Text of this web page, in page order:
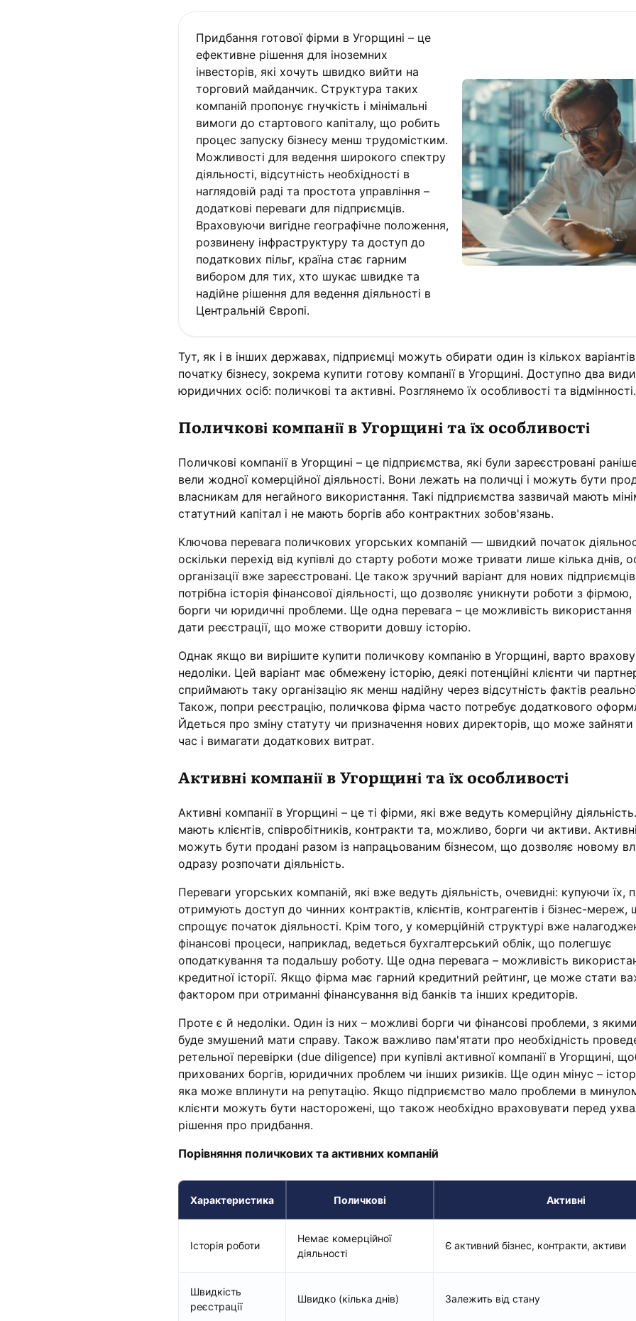
Придбання готової фірми в Угорщині – це
ефективне рішення для іноземних
інвесторів, які хочуть швидко вийти на
торговий майданчик. Структура таких
компаній пропонує гнучкість і мінімальні
вимоги до стартового капіталу, що робить
процес запуску бізнесу менш трудомістким.
Можливості для ведення широкого спектру
діяльності, відсутність необхідності в
наглядовій раді та простота управління –
додаткові переваги для підприємців.
Враховуючи вигідне географічне положення,
розвинену інфраструктуру та доступ до
податкових пільг, країна стає гарним
вибором для тих, хто шукає швидке та
надійне рішення для ведення діяльності в
Центральній Європі.
Тут, як і в інших державах, підприємці можуть обирати один із кількох
початку бізнесу, зокрема купити готову компанії в Угорщині. Доступно два
юридичних осіб: поличкові та активні. Розглянемо їх особливості та відмінності.
Поличкові компанії в Угорщині та їх особливості
Поличкові компанії в Угорщині – це підприємства, які були зареєстровані
вели жодної комерційної діяльності. Вони лежать на поличці і можуть бути
власникам для негайного використання. Такі підприємства зазвичай мають
статутний капітал і не мають боргів або контрактних зобов'язань.
Ключова перевага поличкових угорських компаній — швидкий початок
оскільки перехід від купівлі до старту роботи може тривати лише кілька днів,
організації вже зареєстровані. Це також зручний варіант для нових
потрібна історія фінансової діяльності, що дозволяє уникнути роботи з
борги чи юридичні проблеми. Ще одна перевага – це можливість використання
дати реєстрації, що може створити довшу історію.
Однак якщо ви вирішите купити поличкову компанію в Угорщині, варто
недоліки. Цей варіант має обмежену історію, деякі потенційні клієнти чи
сприймають таку організацію як менш надійну через відсутність фактів
Також, попри реєстрацію, поличкова фірма часто потребує додаткового
Йдеться про зміну статуту чи призначення нових директорів, що може
час і вимагати додаткових витрат.
Активні компанії в Угорщині та їх особливості
Активні компанії в Угорщині – це ті фірми, які вже ведуть комерційну
мають клієнтів, співробітників, контракти та, можливо, борги чи активи.
можуть бути продані разом із напрацьованим бізнесом, що дозволяє новому
одразу розпочати діяльність.
Переваги угорських компаній, які вже ведуть діяльність, очевидні: купуючи їх,
отримують доступ до чинних контрактів, клієнтів, контрагентів і бізнес-
спрощує початок діяльності. Крім того, у комерційній структурі вже
фінансові процеси, наприклад, ведеться бухгалтерський облік, що полегшує
оподаткування та подальшу роботу. Ще одна перевага – можливість
кредитної історії. Якщо фірма має гарний кредитний рейтинг, це може стати
фактором при отриманні фінансування від банків та інших кредиторів.
Проте є й недоліки. Один із них – можливі борги чи фінансові проблеми, з
буде змушений мати справу. Також важливо пам'ятати про необхідність
ретельної перевірки (due diligence) при купівлі активної компанії в Угорщині,
прихованих боргів, юридичних проблем чи інших ризиків. Ще один мінус –
яка може вплинути на репутацію. Якщо підприємство мало проблеми в
клієнти можуть бути насторожені, що також необхідно враховувати перед
рішення про придбання.
Порівняння поличкових та активних компаній
Характеристика Поличкові Активні
Історія роботи
Немає комерційної
діяльності
Є активний бізнес, контракти, активи
Швидкість
реєстрації
Швидко (кілька днів) Залежить від стану